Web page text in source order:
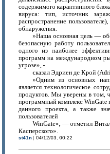
содержимого карантинного
вируса: тип, источник
распространение
обнаружения.
»Наша основная цель —
безопасную работу
одного из наиболее
программ на международном
угрозе», -
сказал Эдриен де Крой
»Одним из основных
является технологическое
продуктов. Мы уверены в том,
программный комплекс WinGate
данного проекта, а также
пользователей
WinGate», — отметил
Касперского».
st41n| 04/12/03, 00:22